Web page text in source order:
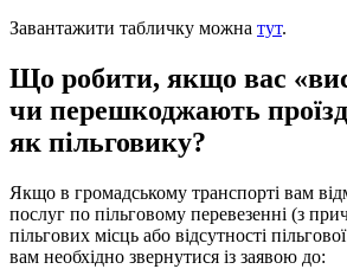
Завантажити табличку можна тут.
Що робити, якщо вас
чи перешкоджають
як пільговику?
Якщо в громадському транспорті вам
послуг по пільговому перевезенні (з
пільгових місць або відсутності
вам необхідно звернутися із заявою до: